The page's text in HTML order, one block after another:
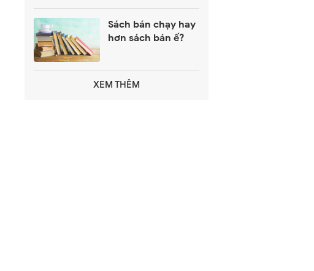
Sách bán chạy hay
hơn sách bán ế?
XEM THÊM